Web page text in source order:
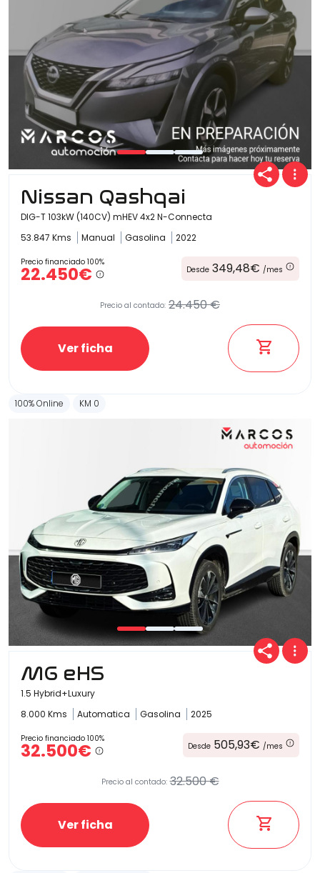
Transmisión
Carrocería
Nissan Qashqai
DIG-T 103kW (140CV) mHEV 4x2 N-Connecta
53.847 Kms
Manual Gasolina 2022
Precio financiado 100%
22.450€ Desde 349,48€ /mes
Precio al contado: 24.450 €
Ver ficha
100% Online KM 0
MG eHS
1.5 Hybrid+Luxury
8.000 Kms
Automatica Gasolina 2025
Precio financiado 100%
32.500€ Desde 505,93€ /mes
Precio al contado: 32.500 €
Ver ficha